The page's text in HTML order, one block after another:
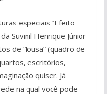
especiais “Efeito
Suvinil Henrique Júnior
de “lousa” (quadro de
escritórios,
quiser. Já
na qual você pode